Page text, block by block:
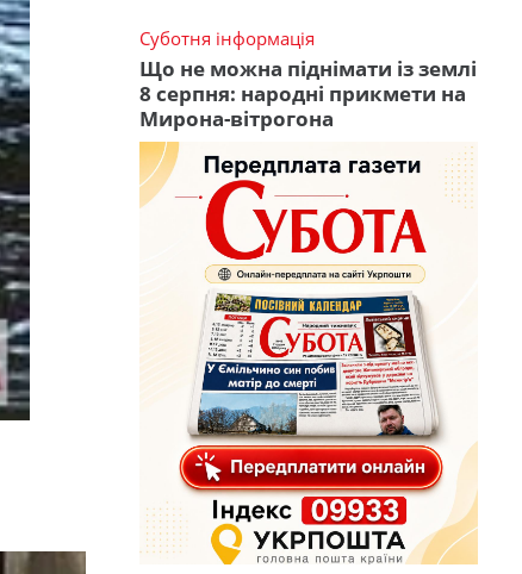
Суботня інформація
Що не можна піднімати із землі
8 серпня: народні прикмети на
Мирона-вітрогона